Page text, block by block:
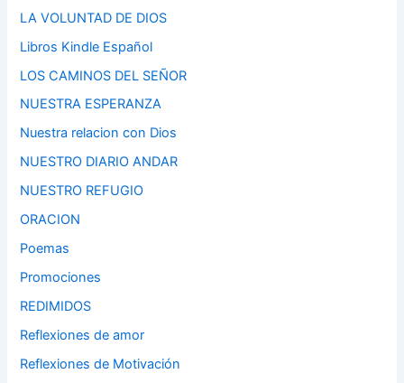
LA VOLUNTAD DE DIOS
Libros Kindle Español
LOS CAMINOS DEL SEÑOR
NUESTRA ESPERANZA
Nuestra relacion con Dios
NUESTRO DIARIO ANDAR
NUESTRO REFUGIO
ORACION
Poemas
Promociones
REDIMIDOS
Reflexiones de amor
Reflexiones de Motivación